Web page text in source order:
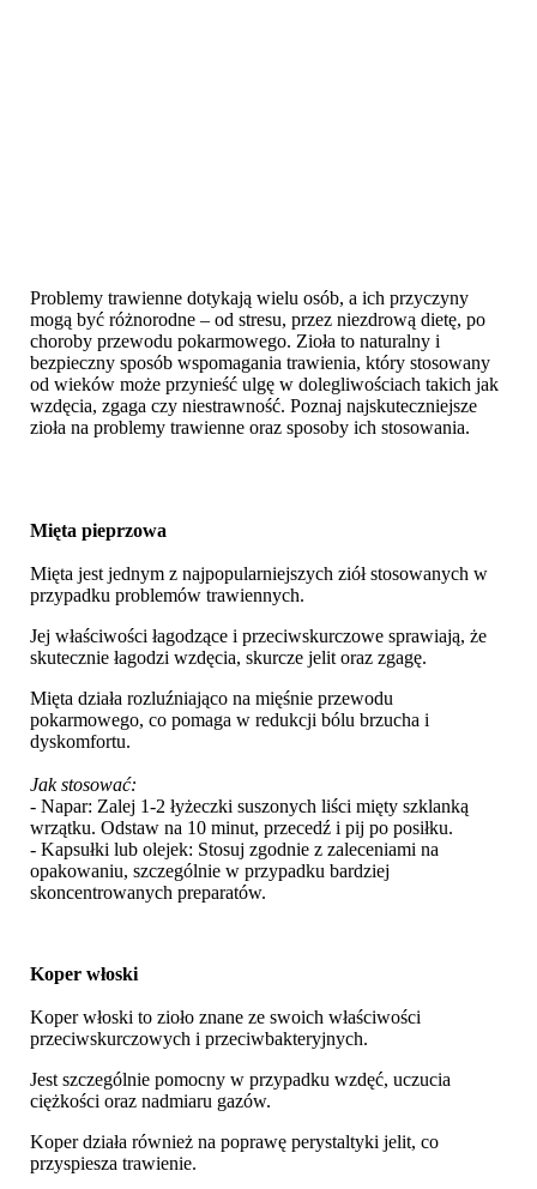
Problemy trawienne dotykają wielu osób, a ich przyczyny
mogą być różnorodne – od stresu, przez niezdrową dietę, po
choroby przewodu pokarmowego. Zioła to naturalny i
bezpieczny sposób wspomagania trawienia, który stosowany
od wieków może przynieść ulgę w dolegliwościach takich jak
wzdęcia, zgaga czy niestrawność. Poznaj najskuteczniejsze
zioła na problemy trawienne oraz sposoby ich stosowania.
Mięta pieprzowa
Mięta jest jednym z najpopularniejszych ziół stosowanych w
przypadku problemów trawiennych.
Jej właściwości łagodzące i przeciwskurczowe sprawiają, że
skutecznie łagodzi wzdęcia, skurcze jelit oraz zgagę.
Mięta działa rozluźniająco na mięśnie przewodu
pokarmowego, co pomaga w redukcji bólu brzucha i
dyskomfortu.
Jak stosować:
- Napar: Zalej 1-2 łyżeczki suszonych liści mięty szklanką
wrzątku. Odstaw na 10 minut, przecedź i pij po posiłku.
- Kapsułki lub olejek: Stosuj zgodnie z zaleceniami na
opakowaniu, szczególnie w przypadku bardziej
skoncentrowanych preparatów.
Koper włoski
Koper włoski to zioło znane ze swoich właściwości
przeciwskurczowych i przeciwbakteryjnych.
Jest szczególnie pomocny w przypadku wzdęć, uczucia
ciężkości oraz nadmiaru gazów.
Koper działa również na poprawę perystaltyki jelit, co
przyspiesza trawienie.